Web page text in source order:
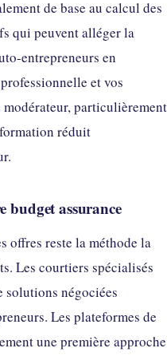
de base au calcul des
qui peuvent alléger la
entrepreneurs en
et vos
particulièrement
réduit
budget assurance
offres reste la méthode la
Les courtiers spécialisés
solutions négociées
Les plateformes de
une première approche